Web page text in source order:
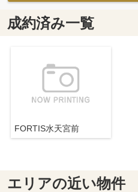
成約済み一覧
FORTIS水天宮前
エリアの近い物件